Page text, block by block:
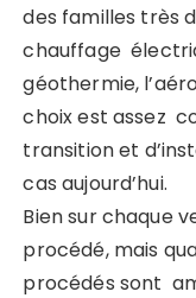
des familles très
chauffage
géothermie,
choix est assez
transition et
cas aujourd’hui.
Bien sur chaque
procédé, mais
procédés sont